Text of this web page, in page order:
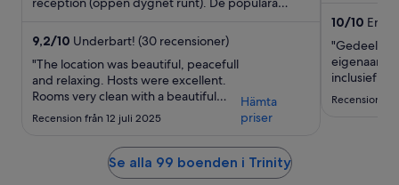
9,2/10 Underbart! (30 recensioner)
"The location was beautiful, peacefull
and relaxing. Hosts were excellent.
Rooms very clean with a beautiful
selection of continental breakfast on
the first day. You could not ask for
any more. Local snorkelling, fishing,
and beach area, also walking routes.
Would definitely come back."
Recension från 12 juli 2025
Hämta
priser
10/10
"Gedeelde
eigenaar.
inclusief
Recension
Se alla 99 boenden i Trinity